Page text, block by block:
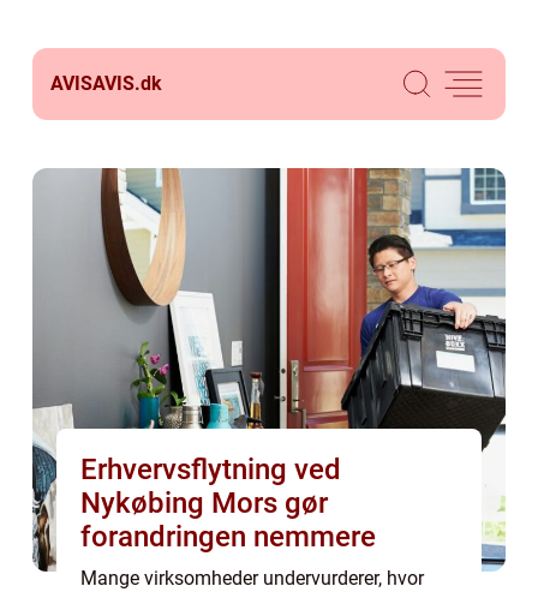
AVISAVIS.dk
Erhvervsflytning ved
Nykøbing Mors gør
forandringen nemmere
Mange virksomheder undervurderer, hvor